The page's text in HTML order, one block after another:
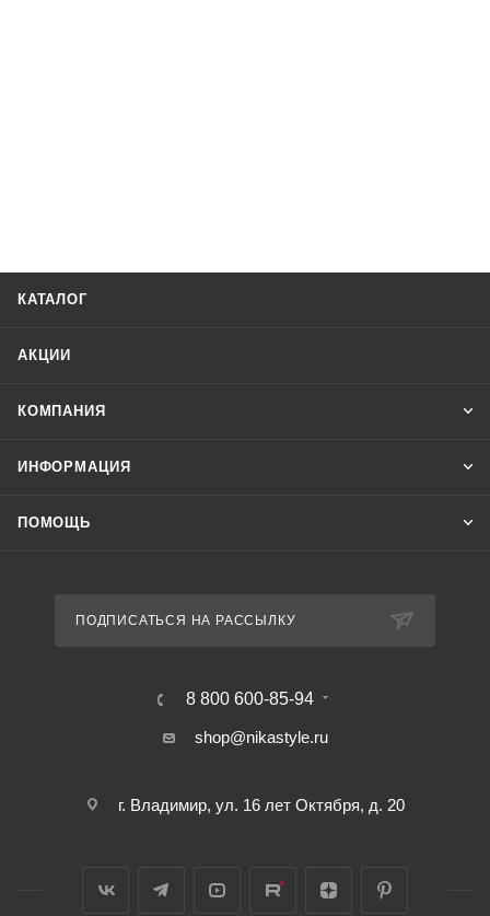
КАТАЛОГ
АКЦИИ
КОМПАНИЯ
ИНФОРМАЦИЯ
ПОМОЩЬ
ПОДПИСАТЬСЯ НА РАССЫЛКУ
8 800 600-85-94
shop@nikastyle.ru
г. Владимир, ул. 16 лет Октября, д. 20